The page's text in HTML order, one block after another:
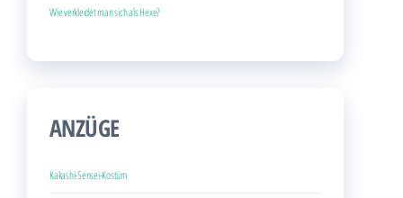
Wie verkleidet man sich als Hexe?
ANZÜGE
Kakashi-Sensei-Kostüm